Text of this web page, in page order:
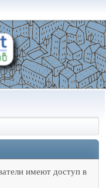
имеют доступ в